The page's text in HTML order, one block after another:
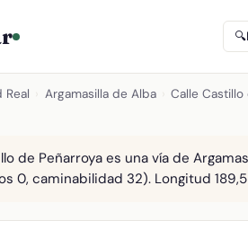
🔍
Real Argamasilla de Alba Calle Castillo
de Peñarroya es una vía de
0, caminabilidad 32). Longitud